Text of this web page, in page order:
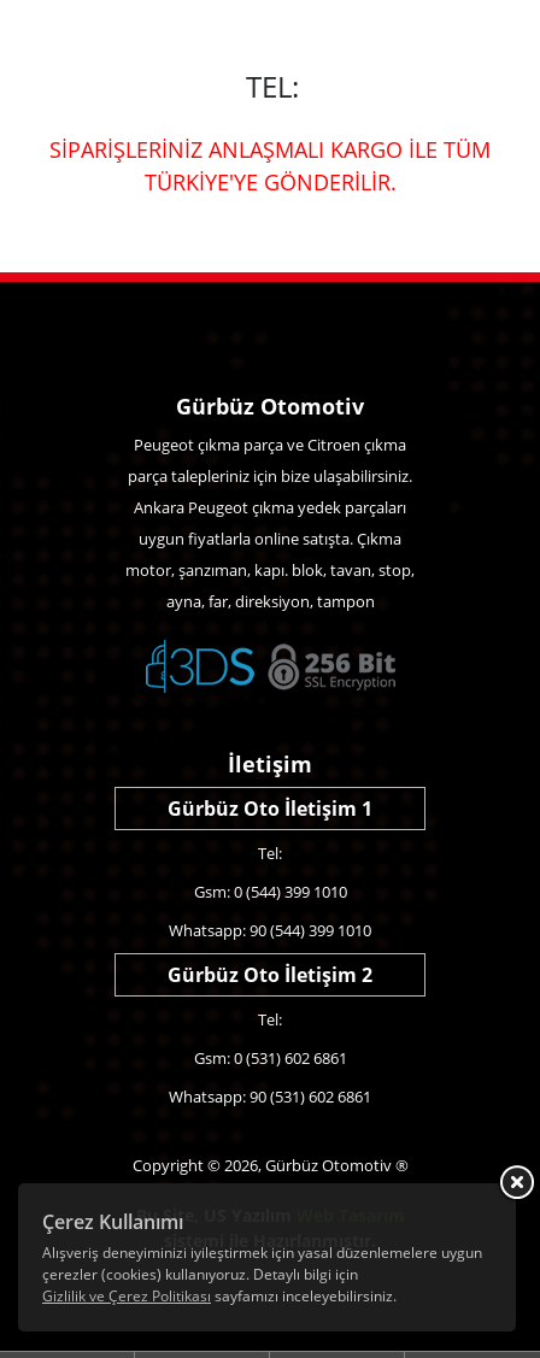
TEL:
SİPARİŞLERİNİZ ANLAŞMALI KARGO İLE TÜM
TÜRKİYE'YE GÖNDERİLİR.
Çerez Kullanımı
Alışveriş deneyiminizi iyileştirmek için yasal düzenlemelere uygun
çerezler (cookies) kullanıyoruz. Detaylı bilgi için
Gizlilik ve Çerez Politikası sayfamızı inceleyebilirsiniz.
Gürbüz Otomotiv
Peugeot çıkma parça ve Citroen çıkma
parça talepleriniz için bize ulaşabilirsiniz.
Ankara Peugeot çıkma yedek parçaları
uygun fiyatlarla online satışta. Çıkma
motor, şanzıman, kapı. blok, tavan, stop,
ayna, far, direksiyon, tampon
İletişim
Gürbüz Oto İletişim 1
Tel:
Gsm: 0 (544) 399 1010
Whatsapp: 90 (544) 399 1010
Gürbüz Oto İletişim 2
Tel:
Gsm: 0 (531) 602 6861
Whatsapp: 90 (531) 602 6861
Copyright © 2026, Gürbüz Otomotiv ®
Bu Site,